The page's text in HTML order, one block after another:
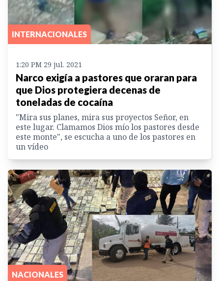
INTERNACIONALES
1:20 PM 29 jul. 2021
Narco exigía a pastores que oraran para
que Dios protegiera decenas de
toneladas de cocaína
"Mira sus planes, mira sus proyectos Señor, en
este lugar. Clamamos Dios mío los pastores desde
este monte", se escucha a uno de los pastores en
un vídeo
NACIONALES